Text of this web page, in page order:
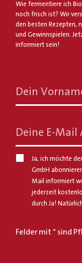
Wie fermentiere ich
noch frisch ist? Wir
den besten Rezepten,
und Gewinnspielen.
informiert sein!
Dein
Deine E-Mail
Ja, ich möchte
GmbH
Mail informiert
jederzeit
durch Ja!
Felder mit * sind